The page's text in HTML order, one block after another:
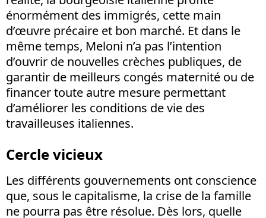
énormément des immigrés, cette main
d’œuvre précaire et bon marché. Et dans le
même temps, Meloni n’a pas l’intention
d’ouvrir de nouvelles crèches publiques, de
garantir de meilleurs congés maternité ou de
financer toute autre mesure permettant
d’améliorer les conditions de vie des
travailleuses italiennes.
Cercle vicieux
Les différents gouvernements ont conscience
que, sous le capitalisme, la crise de la famille
ne pourra pas être résolue. Dès lors, quelle